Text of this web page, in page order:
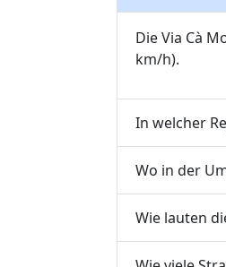
Die Via Cà
km/h).
In welcher
Wo in der
Wie lauten